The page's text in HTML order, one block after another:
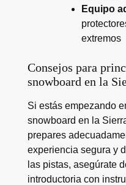
Equipo
extremos
Consejos para
snowboard en la
Si estás empezando
snowboard en la
prepares
experiencia segura y
las pistas, asegúrate
introductoria con